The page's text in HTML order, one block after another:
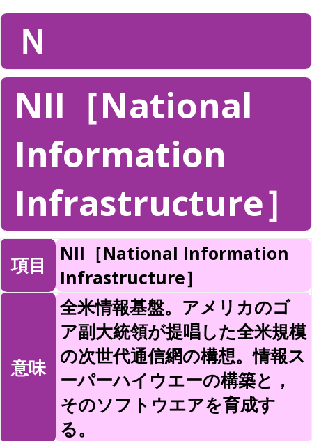
Ｎ
NII［National
Information
Infrastructure］
項目
NII［National Information
Infrastructure］
意味
全米情報基盤。アメリカのゴ
ア副大統領が提唱した全米規模
の次世代通信網の構想。情報ス
ーパーハイウエーの構築と，
そのソフトウエアを育成す
る。